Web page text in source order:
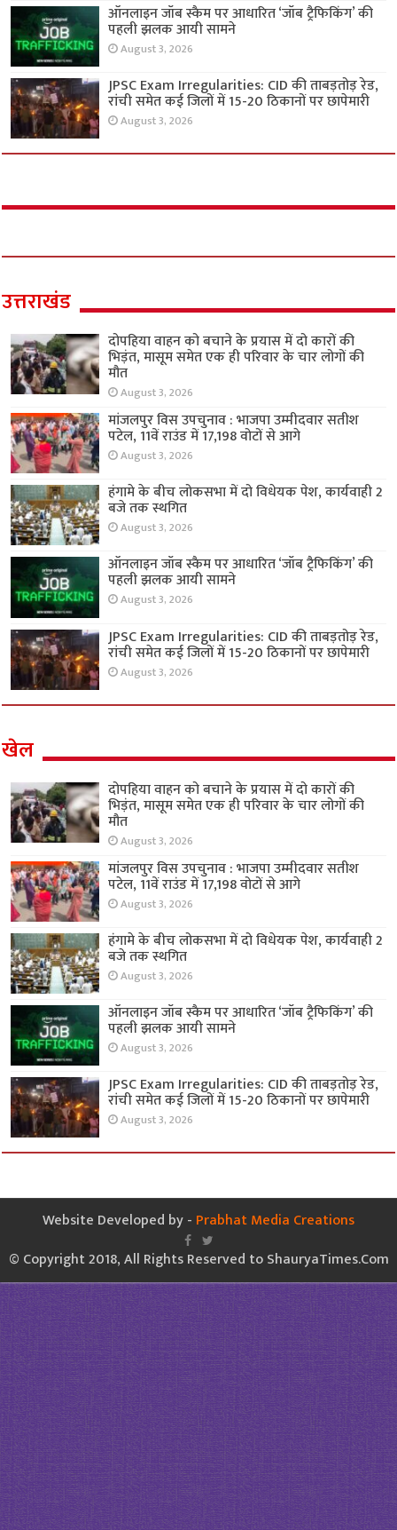
ऑनलाइन जॉब स्कैम पर आधारित ‘जॉब ट्रैफिकिंग’ की
पहली झलक आयी सामने
August 3, 2026
JPSC Exam Irregularities: CID की ताबड़तोड़ रेड,
रांची समेत कई जिलों में 15-20 ठिकानों पर छापेमारी
August 3, 2026
उत्तराखंड
दोपहिया वाहन को बचाने के प्रयास में दो कारों की
भिड़ंत, मासूम समेत एक ही परिवार के चार लोगों की
मौत
August 3, 2026
मांजलपुर विस उपचुनाव : भाजपा उम्मीदवार सतीश
पटेल, 11वें राउंड में 17,198 वोटों से आगे
August 3, 2026
हंगामे के बीच लोकसभा में दो विधेयक पेश, कार्यवाही 2
बजे तक स्थगित
August 3, 2026
ऑनलाइन जॉब स्कैम पर आधारित ‘जॉब ट्रैफिकिंग’ की
पहली झलक आयी सामने
August 3, 2026
JPSC Exam Irregularities: CID की ताबड़तोड़ रेड,
रांची समेत कई जिलों में 15-20 ठिकानों पर छापेमारी
August 3, 2026
खेल
दोपहिया वाहन को बचाने के प्रयास में दो कारों की
भिड़ंत, मासूम समेत एक ही परिवार के चार लोगों की
मौत
August 3, 2026
मांजलपुर विस उपचुनाव : भाजपा उम्मीदवार सतीश
पटेल, 11वें राउंड में 17,198 वोटों से आगे
August 3, 2026
हंगामे के बीच लोकसभा में दो विधेयक पेश, कार्यवाही 2
बजे तक स्थगित
August 3, 2026
ऑनलाइन जॉब स्कैम पर आधारित ‘जॉब ट्रैफिकिंग’ की
पहली झलक आयी सामने
August 3, 2026
JPSC Exam Irregularities: CID की ताबड़तोड़ रेड,
रांची समेत कई जिलों में 15-20 ठिकानों पर छापेमारी
August 3, 2026
Website Developed by - Prabhat Media Creations
© Copyright 2018, All Rights Reserved to ShauryaTimes.Com